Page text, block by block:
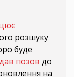
розшуку
буде
позов до
на